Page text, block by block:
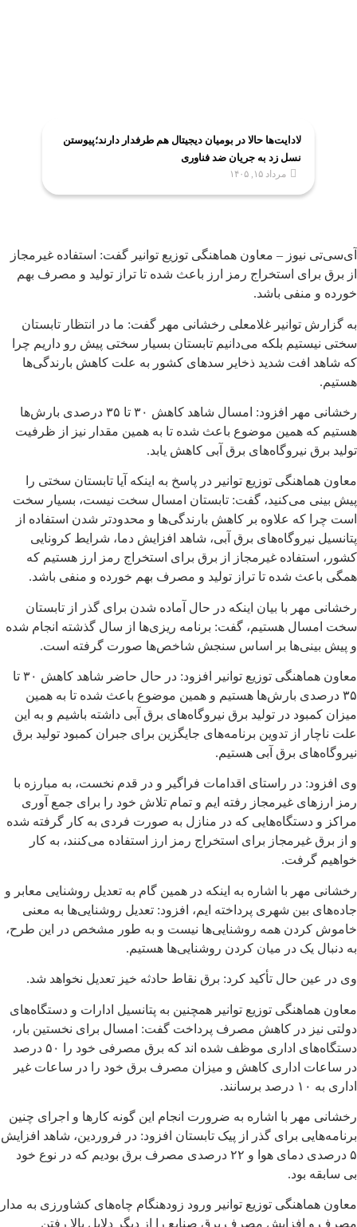
لادایت‌ها حالا در بومیان دیجیتال هم طرفدار دارند؛پیوستن
نسل زد به جریان ضد فناوری
مرداد ۱۵, ۱۴۰۵
آی‌سی‌تی نیوز – معاون هماهنگی توزیع توانیر گفت: استفاده غیرمجاز
از برق برای استخراج رمز ارز باعث شده تا تراز تولید و مصرف بهم
خورده و منفی باشد.
‌به گزارش توانیر غلامعلی رخشانی مهر گفت: ما در انتظار تابستان
سختی نیستیم بلکه می‌دانیم تابستان بسیار سختی پیش رو داریم چرا
که شاهد افت شدید ذخایر سدهای کشور به علت کاهش بارندگی‌ها
هستیم.
رخشانی مهر افزود: امسال شاهد کاهش ۳۰ تا ۳۵ درصدی بارش‌ها
هستیم که همین موضوع باعث شده تا به همین مقدار نیز از ظرفیت
تولید برق نیروگاه‌های برق آبی کاهش یابد.
معاون هماهنگی توزیع توانیر در پاسخ به اینکه آیا تابستان سختی را
پیش بینی می‌کنید، گفت: تابستان امسال سخت نیست، بسیار سخت
است چرا که علاوه بر کاهش بارندگی‌ها و محدودتر شدن استفاده از
پتانسیل نیروگاه‌های برق آبی، شاهد افزایش دما، شرایط کرونایی
کشور، استفاده غیرمجاز از برق برای استخراج رمز ارز هستیم که
همگی باعث شده تا تراز تولید و مصرف بهم خورده و منفی باشد.
رخشانی مهر با بیان اینکه در حال آماده شدن برای گذر از تابستان
سخت امسال هستیم، گفت: برنامه ریزی‌ها از سال گذشته انجام شده
و پیش بینی‌ها بر اساس سنجش شاخص‌ها صورت گرفته است.
معاون هماهنگی توزیع توانیر افزود: در حال حاضر شاهد کاهش ۳۰ تا
۳۵ درصدی بارش‌ها هستیم و همین موضوع باعث شده تا به همین
میزان کمبود در تولید برق نیروگاه‌های برق آبی داشته باشیم و به این
علت ناچار از تدوین برنامه‌های جایگزین برای جبران کمبود تولید برق
نیروگاه‌های برق آبی هستیم.
وی افزود: در راستای اقدامات فراگیر و در قدم نخست، به مبارزه با
رمز ارزهای غیرمجاز رفته ایم و تمام تلاش خود را برای جمع آوری
مراکز و دستگاه‌هایی که در منازل به صورت فردی به کار گرفته شده
و از برق غیرمجاز برای استخراج رمز ارز استفاده می‌کنند، به کار
خواهیم گرفت.
رخشانی مهر با اشاره به اینکه در همین گام به تعدیل روشنایی معابر و
جاده‌های بین شهری پرداخته ایم، افزود: تعدیل روشنایی‌ها به معنی
خاموش کردن همه روشنایی‌ها نیست و به طور مشخص در این طرح،
به دنبال یک در میان کردن روشنایی‌ها هستیم.
وی در عین حال تأکید کرد: برق نقاط حادثه خیز تعدیل نخواهد شد.
معاون هماهنگی توزیع توانیر همچنین به پتانسیل ادارات و دستگاه‌های
دولتی نیز در کاهش مصرف پرداخت گفت: امسال برای نخستین بار،
دستگاه‌های اداری موظف شده اند که برق مصرفی خود را ۵۰ درصد
در ساعات اداری کاهش و میزان مصرف برق خود را در ساعات غیر
اداری به ۱۰ درصد برسانند.
رخشانی مهر با اشاره به ضرورت انجام این گونه کارها و اجرای چنین
برنامه‌هایی برای گذر از پیک تابستان افزود: در فروردین، شاهد افزایش
۵ درصدی دمای هوا و ۲۲ درصدی مصرف برق بودیم که در نوع خود
بی سابقه بود.
معاون هماهنگی توزیع توانیر ورود زودهنگام چاه‌های کشاورزی به مدار
مصرف و افزایش مصرف برق صنایع را از دیگر دلایل بالا رفتن